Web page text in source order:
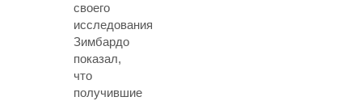
своего
исследования
Зимбардо
показал,
что
получившие